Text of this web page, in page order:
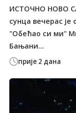
прије 2 дана
ИСТОЧНО НОВО
сунца вечерас
"Обећао си ми"
Бањани...